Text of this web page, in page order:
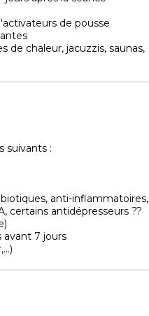
de pousse
de chaleur, jacuzzis, saunas,
suivants :
anti-inflammatoires,
certains antidépresseurs ??
avant 7 jours